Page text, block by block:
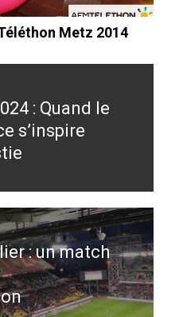
Téléthon Metz 2014
: Quand le
s’inspire
: un match